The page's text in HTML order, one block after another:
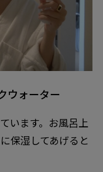
ウォーター
います。お風呂上
保湿してあげると